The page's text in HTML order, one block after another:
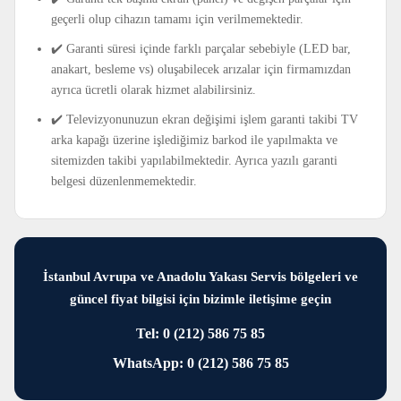
geçerli olup cihazın tamamı için verilmemektedir.
✔️ Garanti süresi içinde farklı parçalar sebebiyle (LED bar,
anakart, besleme vs) oluşabilecek arızalar için firmamızdan
ayrıca ücretli olarak hizmet alabilirsiniz.
✔️ Televizyonunuzun ekran değişimi işlem garanti takibi TV
arka kapağı üzerine işlediğimiz barkod ile yapılmakta ve
sitemizden takibi yapılabilmektedir. Ayrıca yazılı garanti
belgesi düzenlenmemektedir.
İstanbul Avrupa ve Anadolu Yakası Servis bölgeleri ve
güncel fiyat bilgisi için bizimle iletişime geçin
Tel: 0 (212) 586 75 85
WhatsApp: 0 (212) 586 75 85